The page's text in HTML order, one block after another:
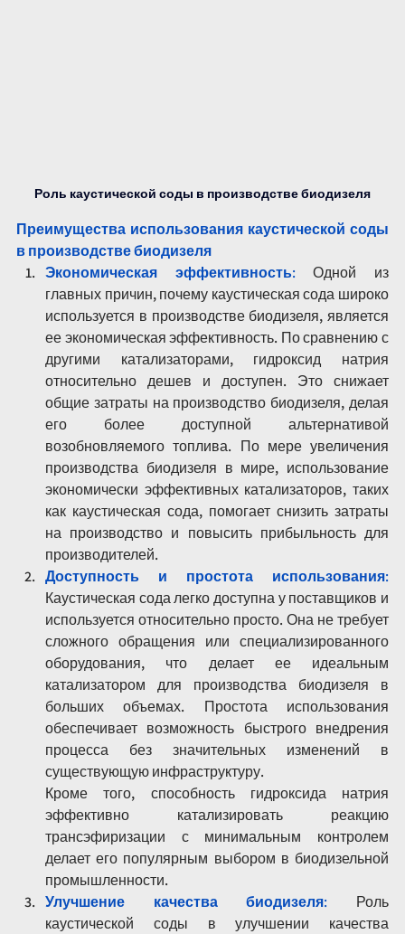
Роль каустической соды в производстве биодизеля
Преимущества использования каустической соды
в производстве биодизеля
Экономическая эффективность: Одной из
главных причин, почему каустическая сода широко
используется в производстве биодизеля, является
ее экономическая эффективность. По сравнению с
другими катализаторами, гидроксид натрия
относительно дешев и доступен. Это снижает
общие затраты на производство биодизеля, делая
его более доступной альтернативой
возобновляемого топлива. По мере увеличения
производства биодизеля в мире, использование
экономически эффективных катализаторов, таких
как каустическая сода, помогает снизить затраты
на производство и повысить прибыльность для
производителей.
Доступность и простота использования:
Каустическая сода легко доступна у поставщиков и
используется относительно просто. Она не требует
сложного обращения или специализированного
оборудования, что делает ее идеальным
катализатором для производства биодизеля в
больших объемах. Простота использования
обеспечивает возможность быстрого внедрения
процесса без значительных изменений в
существующую инфраструктуру.
Кроме того, способность гидроксида натрия
эффективно катализировать реакцию
трансэфиризации с минимальным контролем
делает его популярным выбором в биодизельной
промышленности.
Улучшение качества биодизеля: Роль
каустической соды в улучшении качества